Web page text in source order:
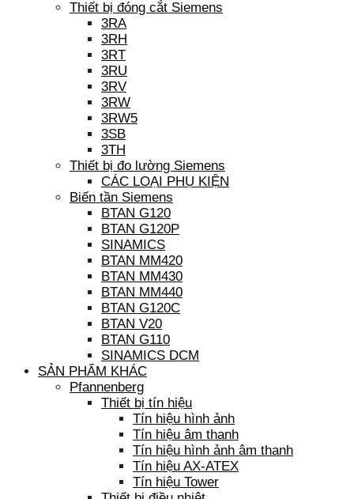
Thiết bị đóng cắt Siemens
3RA
3RH
3RT
3RU
3RV
3RW
3RW5
3SB
3TH
Thiết bị đo lường Siemens
CÁC LOẠI PHỤ KIỆN
Biến tần Siemens
BTAN G120
BTAN G120P
SINAMICS
BTAN MM420
BTAN MM430
BTAN MM440
BTAN G120C
BTAN V20
BTAN G110
SINAMICS DCM
SẢN PHẨM KHÁC
Pfannenberg
Thiết bị tín hiệu
Tín hiệu hình ảnh
Tín hiệu âm thanh
Tín hiệu hình ảnh âm thanh
Tín hiệu AX-ATEX
Tín hiệu Tower